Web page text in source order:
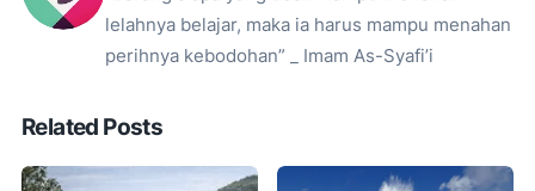
lelahnya belajar, maka ia harus mampu menahan
perihnya kebodohan” _ Imam As-Syafi’i
Related Posts